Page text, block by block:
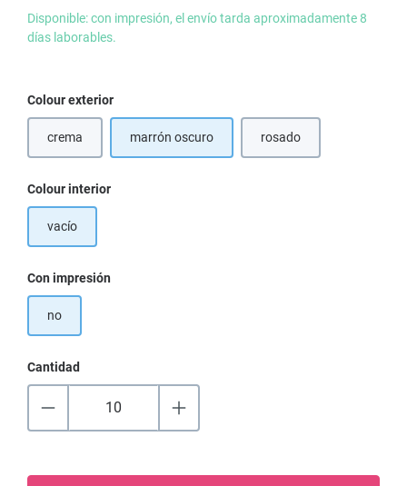
Disponible: con impresión, el envío tarda aproximadamente 8
días laborables.
Seleccione
Colour exterior
crema marrón oscuro rosado
Seleccione
Colour interior
vacío
Seleccione
Con impresión
no
Cantidad